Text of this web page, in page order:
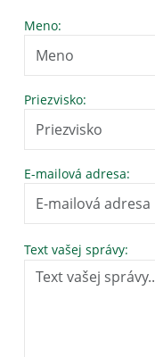
Meno:
Priezvisko:
E-mailová adresa:
Text vašej správy: